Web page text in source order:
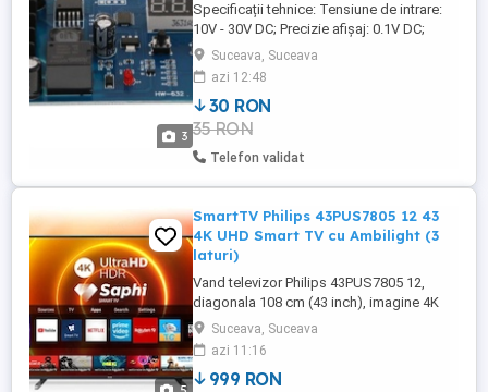
3
Specificații tehnice: Tensiune de intrare:
10V - 30V DC; Precizie afișaj: 0.1V DC;
Precizie control: 0.1V DC; Ideală pentru
acumulatori auto 12V - 24V DC 4-120Ah
Instrucțiuni de utilizare: Setarea tensiunii
de pornire: - Apăsați scurt butonul START
pentru a afișa tensiunea de la care se
începe ...
Suceava, Suceava
azi 12:48
30 RON
35 RON
Telefon validat
SmartTV Philips 43PUS7805 12 43
4K UHD Smart TV cu Ambilight (3
laturi)
Vand televizor Philips 43PUS7805 12,
diagonala 108 cm (43 inch), imagine 4K
Ultra HD, in stare foarte buna, folosit
ocazional, perfect functional. Este un
model foarte apreciat pentru tehnologia
Ambilight pe 3 laturi, care proiecteaza
Suceava, Suceava
azi 11:16
999 RON